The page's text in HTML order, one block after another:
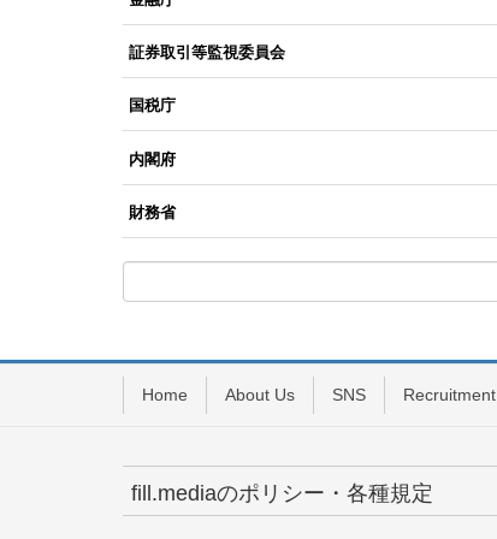
証券取引等監視委員会
国税庁
内閣府
財務省
Home About Us SNS Recruitment
fill.mediaのポリシー・各種規定